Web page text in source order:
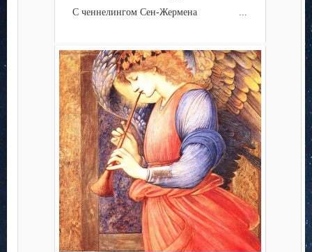
С ченнелингом Сен-Жермена ...